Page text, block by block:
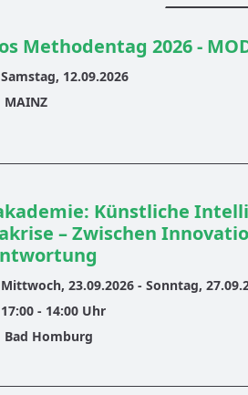
Methodentag 2026 -
Samstag, 12.09.2026
MAINZ
Künstliche
– Zwischen
Mittwoch, 23.09.2026 - Sonntag,
17:00 - 14:00 Uhr
Bad Homburg